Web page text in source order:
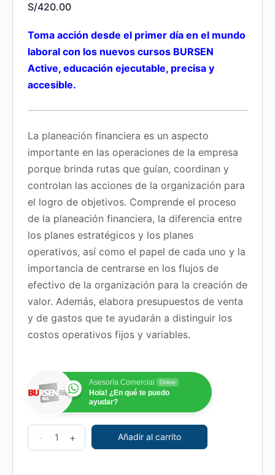
S/420.00
Toma acción desde el primer día en el mundo
laboral con los nuevos cursos BURSEN
Active, educación ejecutable, precisa y
accesible.
La planeación financiera es un aspecto
importante en las operaciones de la empresa
porque brinda rutas que guían, coordinan y
controlan las acciones de la organización para
el logro de objetivos. Comprende el proceso
de la planeación financiera, la diferencia entre
los planes estratégicos y los planes
operativos, así como el papel de cada uno y la
importancia de centrarse en los flujos de
efectivo de la organización para la creación de
valor. Además, elabora presupuestos de venta
y de gastos que te ayudarán a distinguir los
costos operativos fijos y variables.
Asesoría Comercial Online
Hola! ¿En qué te puedo
ayudar?
Bursen
Active:
- + Añadir al carrito